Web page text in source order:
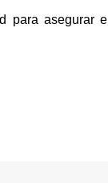
para asegurar el